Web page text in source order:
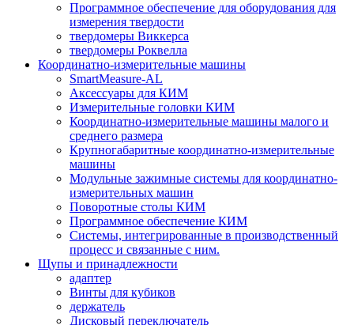
Программное обеспечение для оборудования для
измерения твердости
твердомеры Виккерса
твердомеры Роквелла
Координатно-измерительные машины
SmartMeasure-AL
Аксессуары для КИМ
Измерительные головки КИМ
Координатно-измерительные машины малого и
среднего размера
Крупногабаритные координатно-измерительные
машины
Модульные зажимные системы для координатно-
измерительных машин
Поворотные столы КИМ
Программное обеспечение КИМ
Системы, интегрированные в производственный
процесс и связанные с ним.
Щупы и принадлежности
адаптер
Винты для кубиков
держатель
Дисковый переключатель